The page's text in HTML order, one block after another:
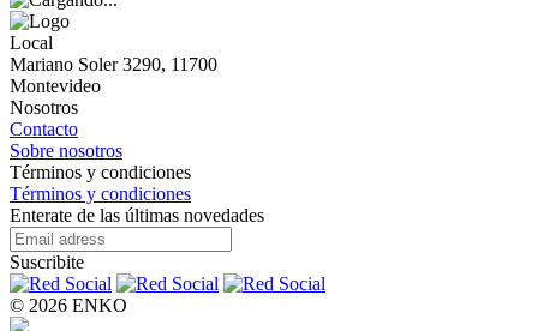
Local
Mariano Soler 3290, 11700
Montevideo
Nosotros
Contacto
Sobre nosotros
Términos y condiciones
Términos y condiciones
Enterate de las últimas novedades
Suscribite
© 2026 ENKO